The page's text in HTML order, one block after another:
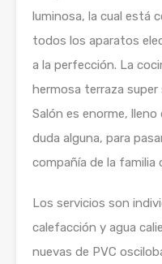
luminosa, la cual está
todos los aparatos
a la perfección. La
hermosa terraza super
Salón es enorme,
duda alguna, para
compañía de la familia
Los servicios son
calefacción y agua
nuevas de PVC